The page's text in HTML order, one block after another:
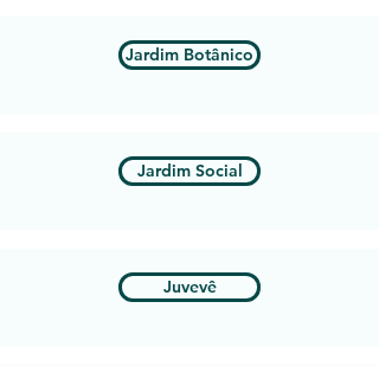
Jardim Botânico
Jardim Social
Juvevê